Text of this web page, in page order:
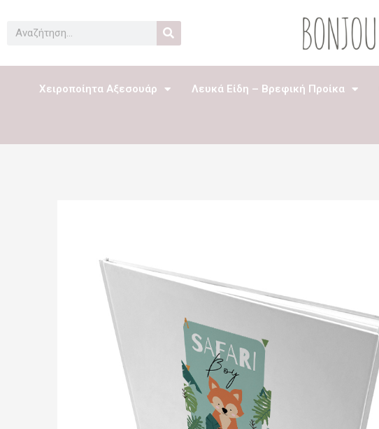
περιεχόμενο
Search
Χειροποίητα Αξεσουάρ Λευκά Είδη – Βρεφική Προίκα